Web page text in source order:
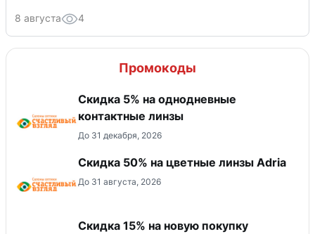
8 августа 4
Промокоды
Скидка 5% на однодневные
контактные линзы
До 31 декабря, 2026
Скидка 50% на цветные линзы Adria
До 31 августа, 2026
Скидка 15% на новую покупку